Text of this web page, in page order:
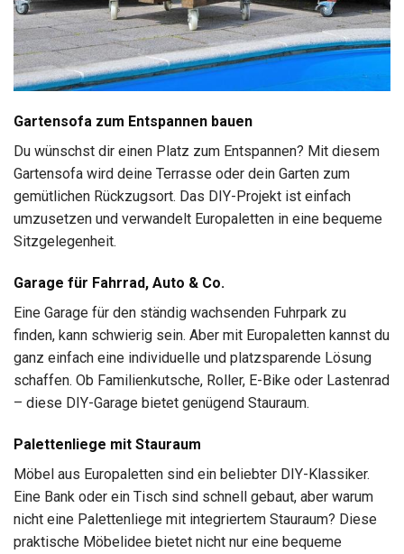
Gartensofa zum Entspannen bauen
Du wünschst dir einen Platz zum Entspannen? Mit diesem
Gartensofa wird deine Terrasse oder dein Garten zum
gemütlichen Rückzugsort. Das DIY-Projekt ist einfach
umzusetzen und verwandelt Europaletten in eine bequeme
Sitzgelegenheit.
Garage für Fahrrad, Auto & Co.
Eine Garage für den ständig wachsenden Fuhrpark zu
finden, kann schwierig sein. Aber mit Europaletten kannst du
ganz einfach eine individuelle und platzsparende Lösung
schaffen. Ob Familienkutsche, Roller, E-Bike oder Lastenrad
– diese DIY-Garage bietet genügend Stauraum.
Palettenliege mit Stauraum
Möbel aus Europaletten sind ein beliebter DIY-Klassiker.
Eine Bank oder ein Tisch sind schnell gebaut, aber warum
nicht eine Palettenliege mit integriertem Stauraum? Diese
praktische Möbelidee bietet nicht nur eine bequeme